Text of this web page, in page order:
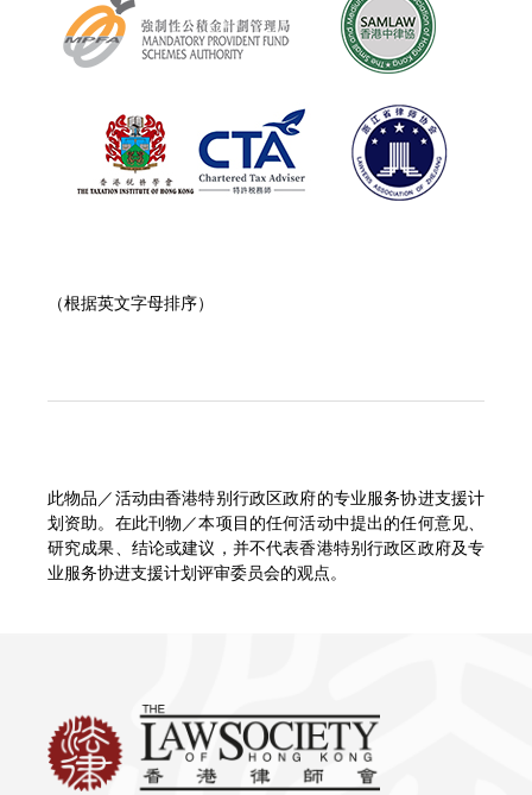
（根据英文字母排序）
此物品／活动由香港特别行政区政府的专业服务协进支援计
划资助。在此刊物／本项目的任何活动中提出的任何意见、
研究成果、结论或建议，并不代表香港特别行政区政府及专
业服务协进支援计划评审委员会的观点。